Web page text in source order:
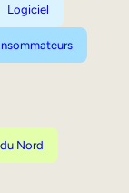
Logiciel
Nord